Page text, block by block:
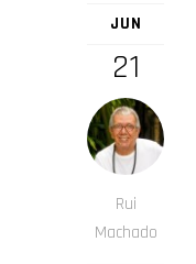
JUN
21
Rui
Machado